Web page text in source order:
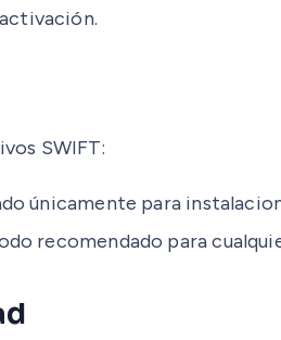
SWIFT:
únicamente para
recomendado para